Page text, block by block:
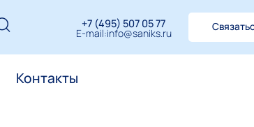
+7 (495) 507 05 77
E-mail:info@saniks.ru
Контакты